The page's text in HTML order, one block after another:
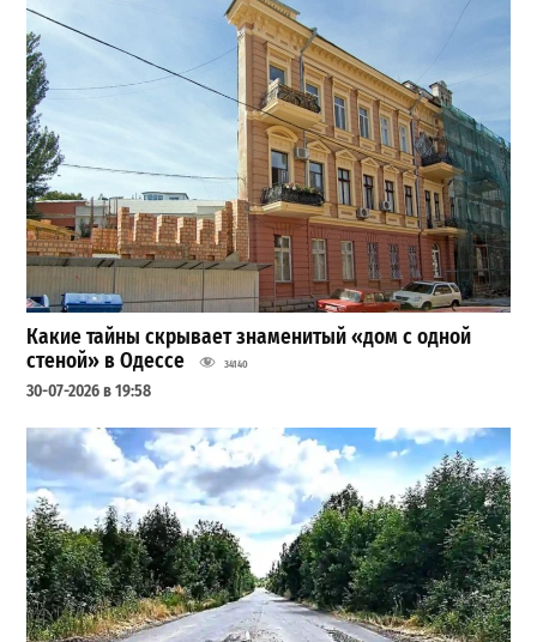
Какие тайны скрывает знаменитый «дом с одной
стеной» в Одессе
34140
30-07-2026 в 19:58